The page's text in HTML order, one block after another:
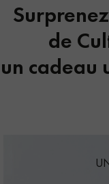
de
un cadeau